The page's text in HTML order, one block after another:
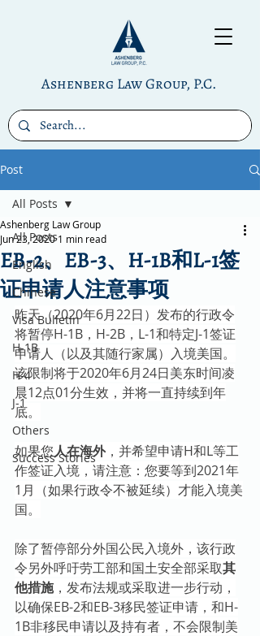
Ashenberg Law Group, P.C.
Post
All Posts
English
Chinese
Visa Bulletin
H-1B
H-4
J-1
Others
Success Stories
All Posts
EB-2、EB-3、H-1B和L-1签
证申请人注意事项
Ashenberg Law Group
Jun 23, 2020 1 min read
昨天（2020年6月22日）发布的行政令
将暂停H-1B，H-2B，L-1和特定J-1签证
申请人（以及其随行家属）入境美国。
该限制将于2020年6月24日美东时间凌
晨12点01分生效，并将一直持续到年
底。
如果您人在海外 ，并希望申请H和L等工
作签证入境，请注意：您要等到2021年
1月（如果行政令不被延续）才能入境美
国。
除了暂停部分外国公民入境外，该行政
令另外呼吁劳工部和国土安全部采取其
他措施 ，发布法规或采取进一步行动，
以确保EB-2和EB-3移民签证申请，和H-
1B非移民申请以及持有者，不会限制美